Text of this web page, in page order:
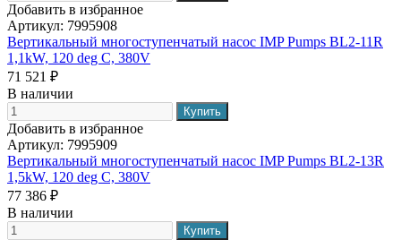
Добавить в избранное
Артикул: 7995908
Вертикальный многоступенчатый насос IMP Pumps BL2-11R
1,1kW, 120 deg C, 380V
71 521 ₽
В наличии
Добавить в избранное
Артикул: 7995909
Вертикальный многоступенчатый насос IMP Pumps BL2-13R
1,5kW, 120 deg C, 380V
77 386 ₽
В наличии